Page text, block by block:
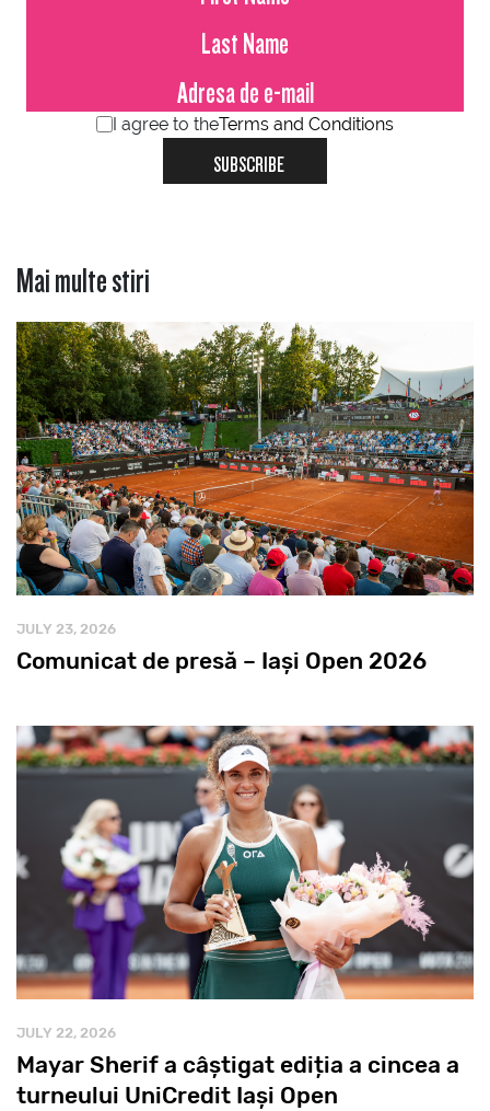
I agree to theTerms and Conditions
SUBSCRIBE
Mai multe stiri
JULY 23, 2026
Comunicat de presă – Iași Open 2026
JULY 22, 2026
Mayar Sherif a câștigat ediția a cincea a
turneului UniCredit Iași Open